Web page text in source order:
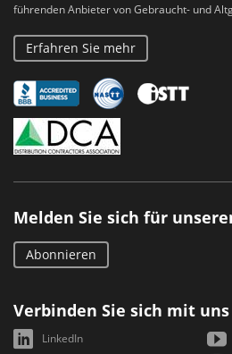
führenden Anbieter von Gebraucht- und
Erfahren Sie mehr
Melden Sie sich für
Abonnieren
Verbinden Sie sich mit uns
LinkedIn